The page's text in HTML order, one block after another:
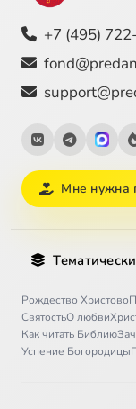
+7 (495)
Мне нужна
Рождество Христово
СвятостьО любви
Как читать Библию
Успение Богородицы